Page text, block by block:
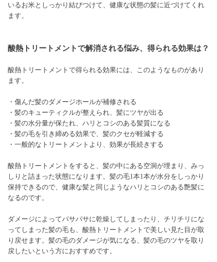
いるお米としっかり結びつけて、健康な状態の髪に近づけてくれ
ます。
酸熱トリートメントで解消される悩み、得られる効果は？
酸熱トリートメントで得られる効果には、このようなものがあり
ます。
・傷んだ髪のダメージホールが補修される
・髪のキューティクルが整えられ、髪にツヤが出る
・髪の水分量が保たれ、ハリとコシのある髪質になる
・髪の毛を引き締める効果で、髪のクセが軽減する
・一般的なトリートメントより、効果が長続きする
酸熱トリートメントをすると、髪の中にある空洞が埋まり、みっ
しりと詰まった状態になります。髪の毛1本1本が水分をしっかり
保持できるので、健康な髪と同じようなハリとコシのある艶髪に
なるのです。
ダメージによってパサパサに乾燥してしまったり、チリチリにな
ってしまった髪の毛も、酸熱トリートメントで美しい見た目が取
り戻せます。髪の毛のダメージが気になる、髪の毛のツヤを取り
戻したいという方におすすめです。